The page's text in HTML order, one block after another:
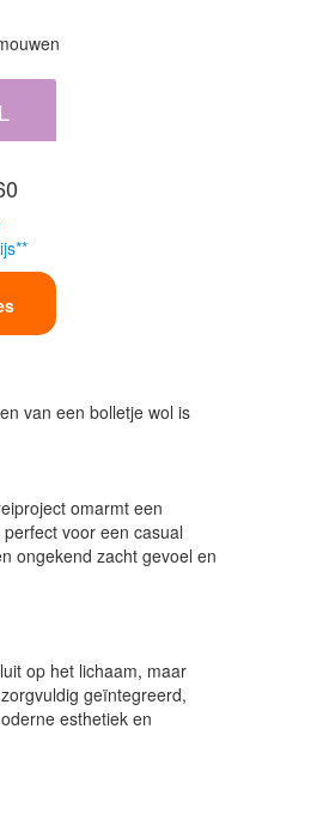
van een bolletje wol is
omarmt een
voor een casual
ongekend zacht gevoel en
op het lichaam, maar
geïntegreerd,
esthetiek en